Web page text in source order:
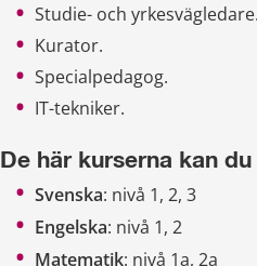
Studie- och yrkesvägledare.
Kurator.
Specialpedagog.
IT-tekniker.
De här kurserna kan
Svenska: nivå 1, 2, 3
Engelska: nivå 1, 2
Matematik: nivå 1a, 2a